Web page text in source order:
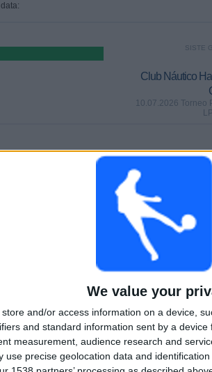
We value your
store and/or access information on a device,
and standard information sent by a
measurement, audience research and
use precise geolocation data and
SISTE
Club Náutico
10.07.2026 Torneo
KAMPER
0
KONTINUERLIG
BETALT
1
VS Estrella
Berisso
1
KONKURRANSER
RANGERING ETTER KONKURRANSER
Torneo Promocional Amateur